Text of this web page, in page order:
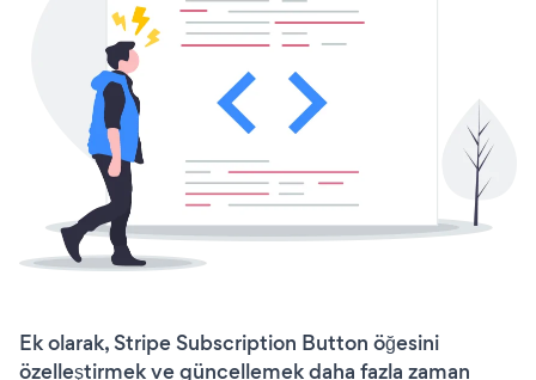
Ek olarak, Stripe Subscription Button öğesini
özelleştirmek ve güncellemek daha fazla zaman